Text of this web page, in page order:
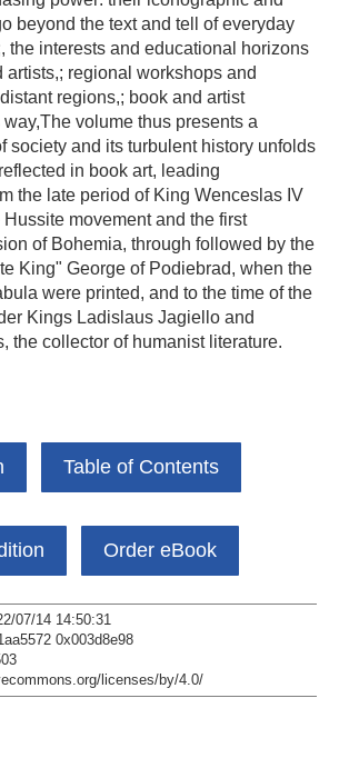
beyond the text and tell of everyday
the interests and educational horizons
artists,; regional workshops and
regions,; book and artist
volume thus presents a
society and its turbulent history unfolds
in book art, leading
the late period of King Wenceslas IV
movement and the first
of Bohemia, through followed by the
King" George of Podiebrad, when the
were printed, and to the time of the
Kings Ladislaus Jagiello and
the collector of humanist literature.
Table of Contents
Order eBook
07/14 14:50:31
0x003d8e98
licenses/by/4.0/